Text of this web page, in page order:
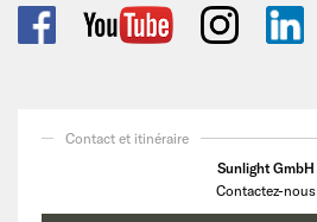
Contact et itinéraire
Sunlight GmbH
Contactez-nous